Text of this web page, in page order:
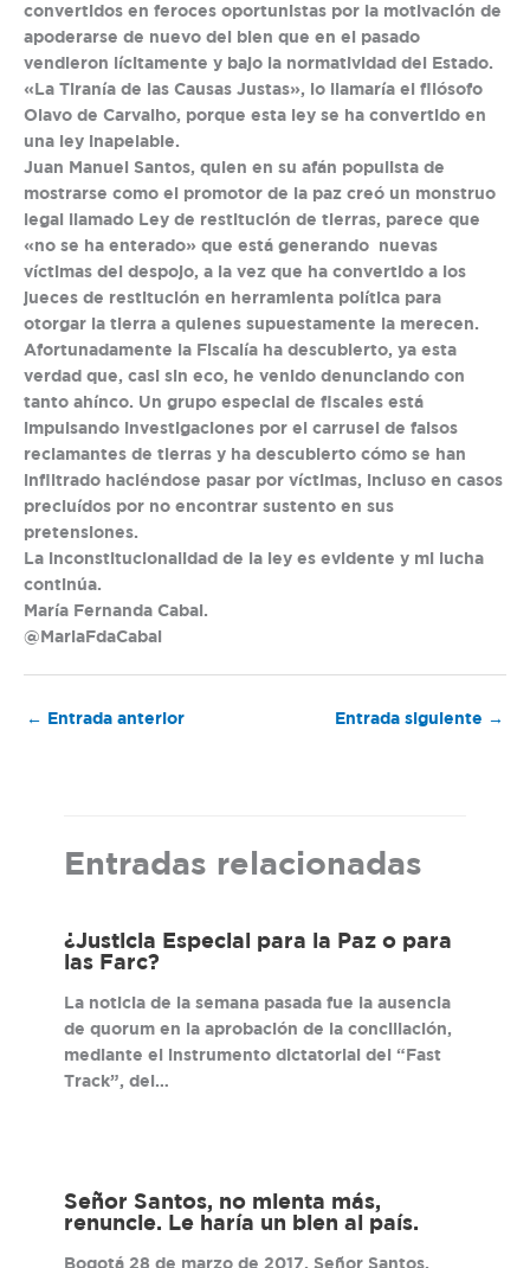
convertidos en feroces oportunistas por la motivación de
apoderarse de nuevo del bien que en el pasado
vendieron lícitamente y bajo la normatividad del Estado.
«La Tiranía de las Causas Justas», lo llamaría el filósofo
Olavo de Carvalho, porque esta ley se ha convertido en
una ley inapelable.
Juan Manuel Santos, quien en su afán populista de
mostrarse como el promotor de la paz creó un monstruo
legal llamado Ley de restitución de tierras, parece que
«no se ha enterado» que está generando nuevas
víctimas del despojo, a la vez que ha convertido a los
jueces de restitución en herramienta política para
otorgar la tierra a quienes supuestamente la merecen.
Afortunadamente la Fiscalía ha descubierto, ya esta
verdad que, casi sin eco, he venido denunciando con
tanto ahínco. Un grupo especial de fiscales está
impulsando investigaciones por el carrusel de falsos
reclamantes de tierras y ha descubierto cómo se han
infiltrado haciéndose pasar por víctimas, incluso en casos
precluídos por no encontrar sustento en sus
pretensiones.
La inconstitucionalidad de la ley es evidente y mi lucha
continúa.
María Fernanda Cabal.
@MariaFdaCabal
← Entrada anterior Entrada siguiente →
Entradas relacionadas
¿Justicia Especial para la Paz o para
las Farc?
La noticia de la semana pasada fue la ausencia
de quorum en la aprobación de la conciliación,
mediante el instrumento dictatorial del “Fast
Track”, del…
Señor Santos, no mienta más,
renuncie. Le haría un bien al país.
Bogotá 28 de marzo de 2017. Señor Santos,